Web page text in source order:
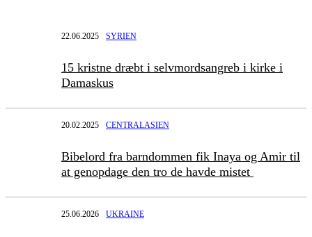
22.06.2025 SYRIEN
15 kristne dræbt i selvmordsangreb i kirke i
Damaskus
20.02.2025 CENTRALASIEN
Bibelord fra barndommen fik Inaya og Amir til
at genopdage den tro de havde mistet
25.06.2026 UKRAINE